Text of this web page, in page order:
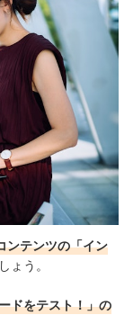
ンテンツの「イン
ょう。
ドをテスト！」の